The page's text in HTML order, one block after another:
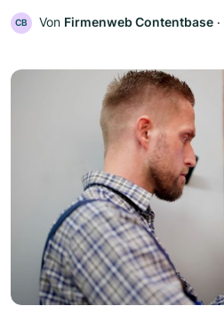
CB Von Firmenweb Contentbase ‧